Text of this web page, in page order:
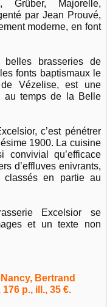
Majorelle,
par Jean Prouvé,
moderne, en font
belles brasseries de
fonts baptismaux le
Vézelise, est une
au temps de la Belle
c’est pénétrer
1900. La cuisine
qu’efficace
d’effluves enivrants,
classés en partie au
Excelsior se
et un texte non
Bertrand
p., ill., 35 €.